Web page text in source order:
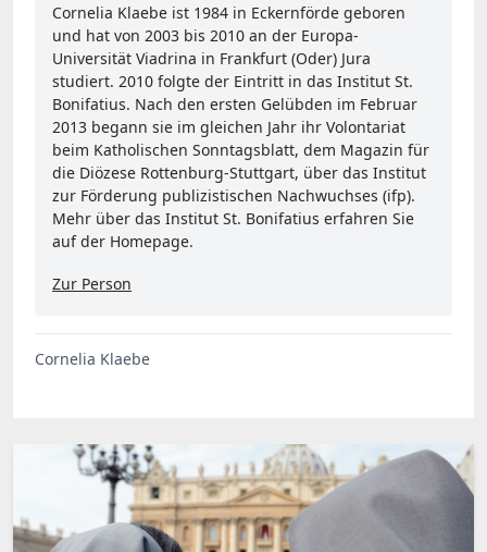
Cornelia Klaebe ist 1984 in Eckernförde geboren
und hat von 2003 bis 2010 an der Europa-
Universität Viadrina in Frankfurt (Oder) Jura
studiert. 2010 folgte der Eintritt in das Institut St.
Bonifatius. Nach den ersten Gelübden im Februar
2013 begann sie im gleichen Jahr ihr Volontariat
beim Katholischen Sonntagsblatt, dem Magazin für
die Diözese Rottenburg-Stuttgart, über das Institut
zur Förderung publizistischen Nachwuchses (ifp).
Mehr über das Institut St. Bonifatius erfahren Sie
auf der Homepage.
Zur Person
Cornelia Klaebe